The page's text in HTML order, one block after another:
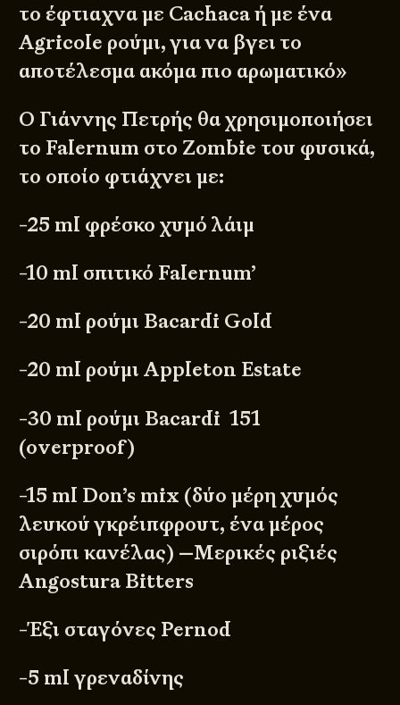
το έφτιαχνα με Cachaca ή με ένα
Agricole ρούμι, για να βγει το
αποτέλεσμα ακόμα πιο αρωματικό»
Ο Γιάννης Πετρής θα χρησιμοποιήσει
το Falernum στο Zombie του φυσικά,
το οποίο φτιάχνει με:
-25 ml φρέσκο χυμό λάιμ
-10 ml σπιτικό Falernum’
-20 ml ρούμι Bacardi Gold
-20 ml ρούμι Appleton Estate
-30 ml ρούμι Bacardi 151
(overproof)
-15 ml Don’s mix (δύο μέρη χυμός
λευκού γκρέιπφρουτ, ένα μέρος
σιρόπι κανέλας) —Μερικές ριξιές
Angostura Bitters
-Έξι σταγόνες Pernod
-5 ml γρεναδίνης